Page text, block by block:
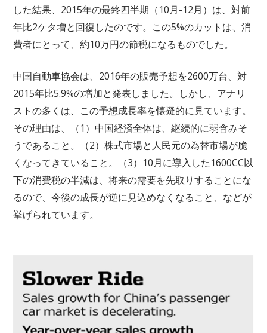
した結果、2015年の最終四半期（10月-12月）は、対前
年比2ケタ増と回復したのです。この5%のカットは、消
費者にとって、約10万円の節税になるものでした。
中国自動車協会は、2016年の販売予想を2600万台、対
2015年比5.9%の増加と発表しました。しかし、アナリ
ストの多くは、この予想成長率を懐疑的に見ています。
その理由は、（1）中国経済全体は、継続的に弱含みそ
うであること。（2）株式市場と人民元の為替市場が脆
くなってきていること。（3）10月に導入した1600CC以
下の消費税の半減は、将来の需要を先取りすることにな
るので、今後の成長が逆に見込めなくなること、などが
挙げられています。